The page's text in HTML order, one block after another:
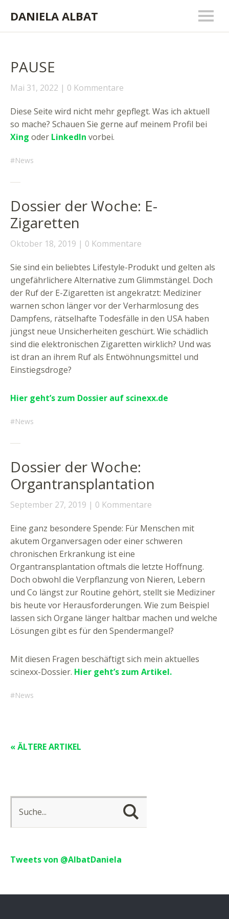
DANIELA ALBAT
PAUSE
Mai 31, 2022 0 Kommentare
Diese Seite wird nicht mehr gepflegt. Was ich aktuell
so mache? Schauen Sie gerne auf meinem Profil bei
Xing oder LinkedIn vorbei.
News
Dossier der Woche: E-
Zigaretten
Oktober 18, 2019 0 Kommentare
Sie sind ein beliebtes Lifestyle-Produkt und gelten als
ungefährlichere Alternative zum Glimmstängel. Doch
der Ruf der E-Zigaretten ist angekratzt: Mediziner
warnen schon länger vor der Verharmlosung des
Dampfens, rätselhafte Todesfälle in den USA haben
jüngst neue Unsicherheiten geschürt. Wie schädlich
sind die elektronischen Zigaretten wirklich? Und was
ist dran an ihrem Ruf als Entwöhnungsmittel und
Einstiegsdroge?
Hier geht’s zum Dossier auf scinexx.de
News
Dossier der Woche:
Organtransplantation
September 27, 2019 0 Kommentare
Eine ganz besondere Spende: Für Menschen mit
akutem Organversagen oder einer schweren
chronischen Erkrankung ist eine
Organtransplantation oftmals die letzte Hoffnung.
Doch obwohl die Verpflanzung von Nieren, Lebern
und Co längst zur Routine gehört, stellt sie Mediziner
bis heute vor Herausforderungen. Wie zum Beispiel
lassen sich Organe länger haltbar machen und welche
Lösungen gibt es für den Spendermangel?
Mit diesen Fragen beschäftigt sich mein aktuelles
scinexx-Dossier. Hier geht’s zum Artikel.
News
« ÄLTERE ARTIKEL
Tweets von @AlbatDaniela